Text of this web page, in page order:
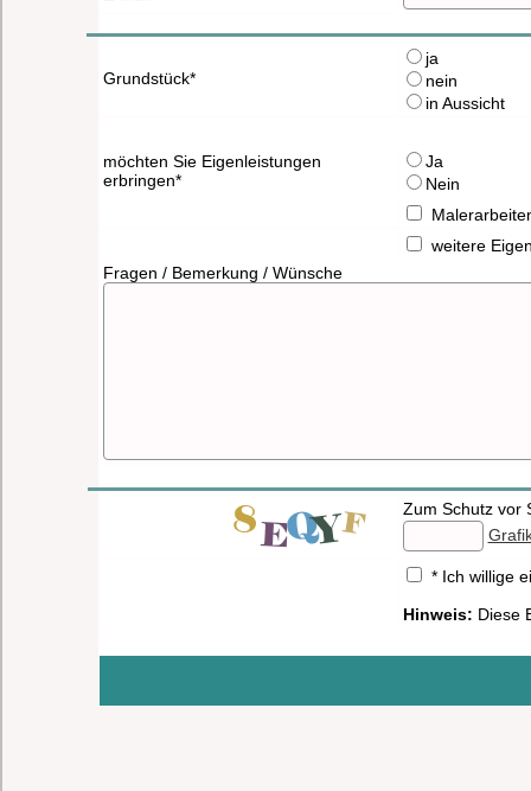
Grundstück*
ja
nein
in Aussicht
möchten Sie Eigenleistungen
erbringen*
Ja
Nein
weitere
Fragen / Bemerkung / Wünsche
Zum Schutz vor
* Ich willige
Hinweis: Diese